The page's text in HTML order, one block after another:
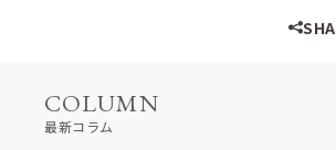
COLUMN
最新コラム